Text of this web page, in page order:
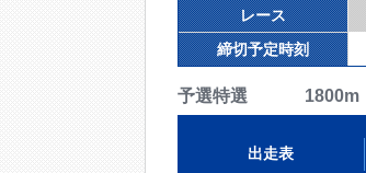
レース
締切予定時刻
予選特選 1800m
出走表